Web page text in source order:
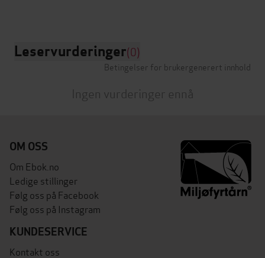
Leservurderinger(0)
Betingelser for brukergenerert innhold
Ingen vurderinger ennå
OM OSS
Om Ebok.no
Ledige stillinger
Følg oss på Facebook
Følg oss på Instagram
KUNDESERVICE
Kontakt oss